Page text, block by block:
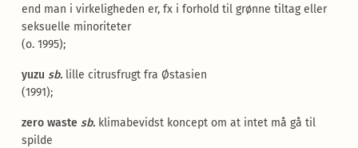
end man i virkeligheden er, fx i forhold til grønne tiltag eller
seksuelle minoriteter
(o. 1995);
yuzu sb. lille citrusfrugt fra Østasien
(1991);
zero waste sb. klimabevidst koncept om at intet må gå til
spilde